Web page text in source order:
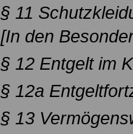
§ 11
[In den
§ 12 Entgelt im
§ 12a
§ 13